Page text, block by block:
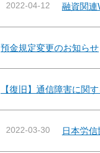
2022-04-12 融資関連
預金規定変更のお知らせ
【復旧】通信障害に関
2022-03-30 日本労